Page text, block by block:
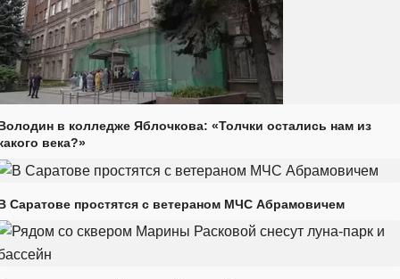
в колледже Яблочкова: «Толчки остались нам из
века?»
Саратове простятся с ветераном МЧС Абрамовичем